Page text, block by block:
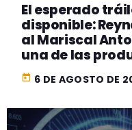
El esperado
disponible:
al Mariscal
una de las
más
today 6 DE AGOSTO DE